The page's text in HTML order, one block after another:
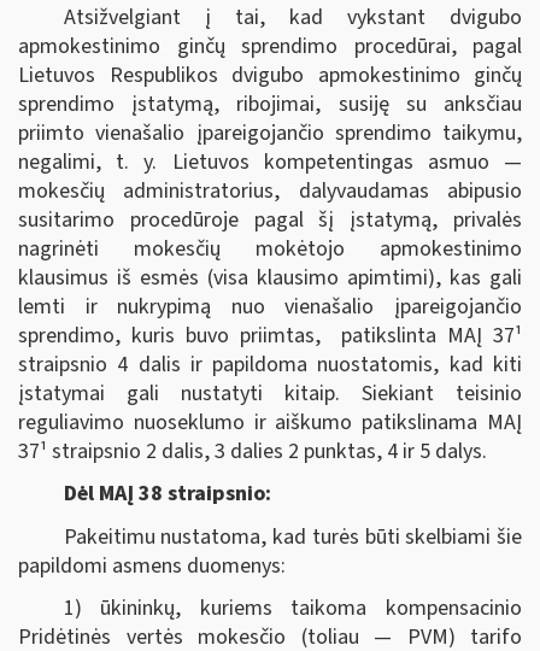
Atsižvelgiant į tai, kad vykstant dvigubo
apmokestinimo ginčų sprendimo procedūrai, pagal
Lietuvos Respublikos dvigubo apmokestinimo ginčų
sprendimo įstatymą, ribojimai, susiję su anksčiau
priimto vienašalio įpareigojančio sprendimo taikymu,
negalimi, t. y. Lietuvos kompetentingas asmuo —
mokesčių administratorius, dalyvaudamas abipusio
susitarimo procedūroje pagal šį įstatymą, privalės
nagrinėti mokesčių mokėtojo apmokestinimo
klausimus iš esmės (visa klausimo apimtimi), kas gali
lemti ir nukrypimą nuo vienašalio įpareigojančio
sprendimo, kuris buvo priimtas, patikslinta MAĮ 37¹
straipsnio 4 dalis ir papildoma nuostatomis, kad kiti
įstatymai gali nustatyti kitaip. Siekiant teisinio
reguliavimo nuoseklumo ir aiškumo patikslinama MAĮ
37¹ straipsnio 2 dalis, 3 dalies 2 punktas, 4 ir 5 dalys.
Dėl MAĮ 38 straipsnio:
Pakeitimu nustatoma, kad turės būti skelbiami šie
papildomi asmens duomenys:
1) ūkininkų, kuriems taikoma kompensacinio
Pridėtinės vertės mokesčio (toliau — PVM) tarifo